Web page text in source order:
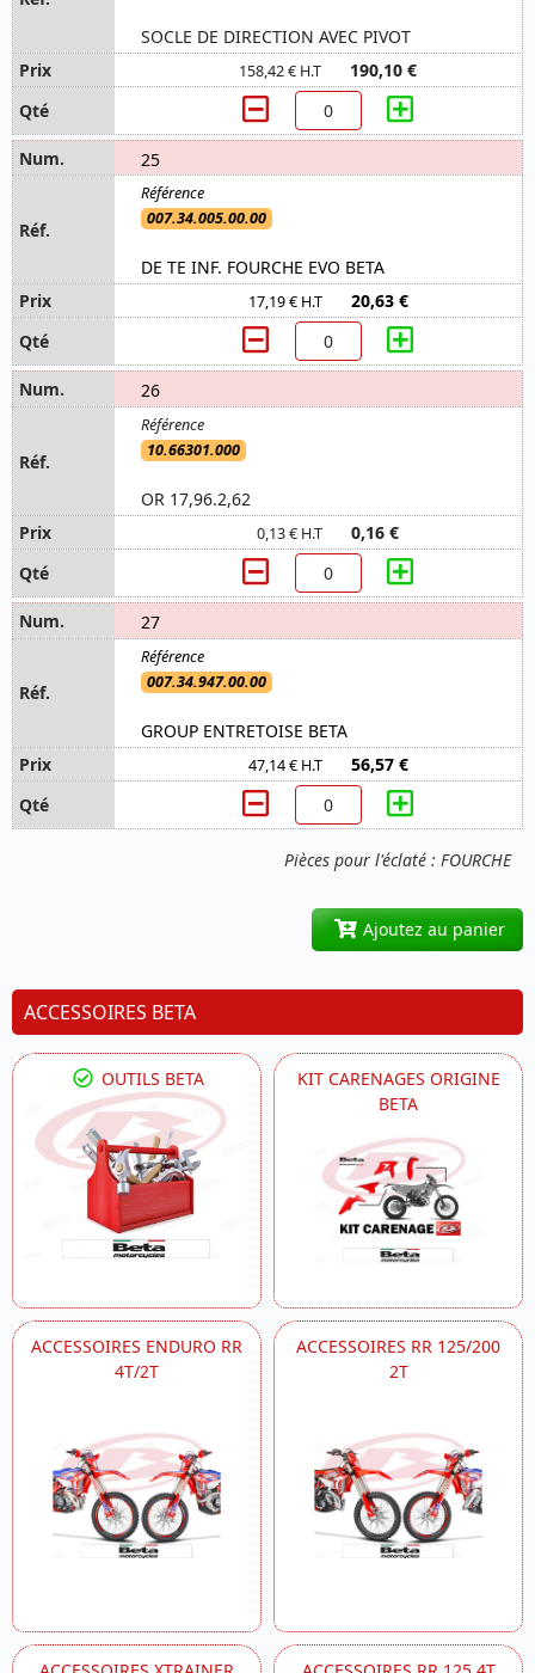
Pièces pour l'éclaté : FOURCHE
SOCLE DE DIRECTION AVEC PIVOT
158,42 € H.T 190,10 €
25
007.34.005.00.00
DE TE INF. FOURCHE EVO BETA
17,19 € H.T 20,63 €
26
10.66301.000
OR 17,96.2,62
0,13 € H.T 0,16 €
27
007.34.947.00.00
GROUP ENTRETOISE BETA
47,14 € H.T 56,57 €
Ajoutez au panier
ACCESSOIRES BETA
OUTILS BETA
KIT CARENAGES ORIGINE
BETA
ACCESSOIRES ENDURO RR
4T/2T
ACCESSOIRES RR 125/200
2T